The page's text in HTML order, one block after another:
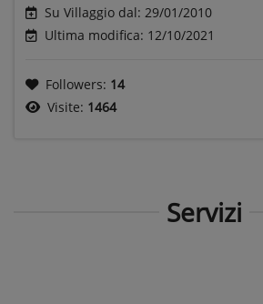
Su Villaggio dal: 29/01/2010
Ultima modifica: 12/10/2021
Followers: 14
Visite: 1464
Servizi